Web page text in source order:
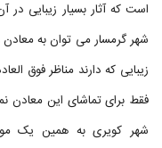
است که آثار بسیار زیبایی در
شهر گرمسار می توان به
زیبایی که دارند مناظر فوق
فقط برای تماشای این معادن
شهر کویری به همین یک